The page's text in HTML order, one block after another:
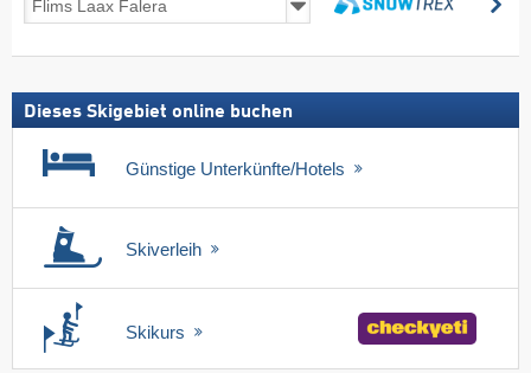
inkl.
Dieses Skigebiet online buchen
Günstige Unterkünfte/Hotels
Skiverleih
Skikurs